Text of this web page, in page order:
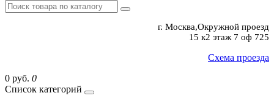
г. Москва,Окружной проезд
15 к2 этаж 7 оф 725
Схема проезда
0 руб. 0
Список категорий